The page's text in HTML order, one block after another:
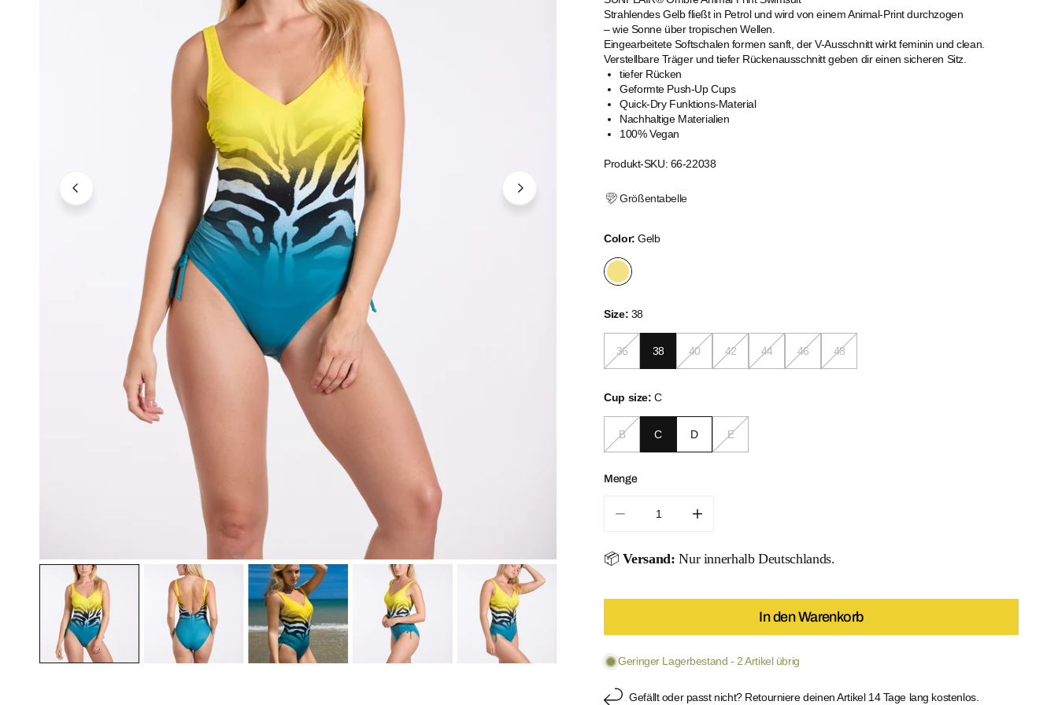
ÖFFNEN SIE MEDIEN IN DER GALERIEANSICHT
Strahlendes Gelb fließt in Petrol und wird von einem Animal-Print durchzogen
– wie Sonne über tropischen Wellen.
Eingearbeitete Softschalen formen sanft, der V-Ausschnitt wirkt feminin und clean.
Verstellbare Träger und tiefer Rückenausschnitt geben dir einen sicheren Sitz.
tiefer Rücken
Geformte Push-Up Cups
Quick-Dry Funktions-Material
Nachhaltige Materialien
100% Vegan
Produkt-SKU: 66-22038
Größentabelle
Color: Gelb
Size: 38
36 38 40 42 44 46 48
Cup size: C
B C D E
Menge
📦Versand: Nur innerhalb Deutschlands.
In den Warenkorb
Geringer Lagerbestand - 2 Artikel übrig
Gefällt oder passt nicht? Retourniere deinen Artikel 14 Tage lang kostenlos.